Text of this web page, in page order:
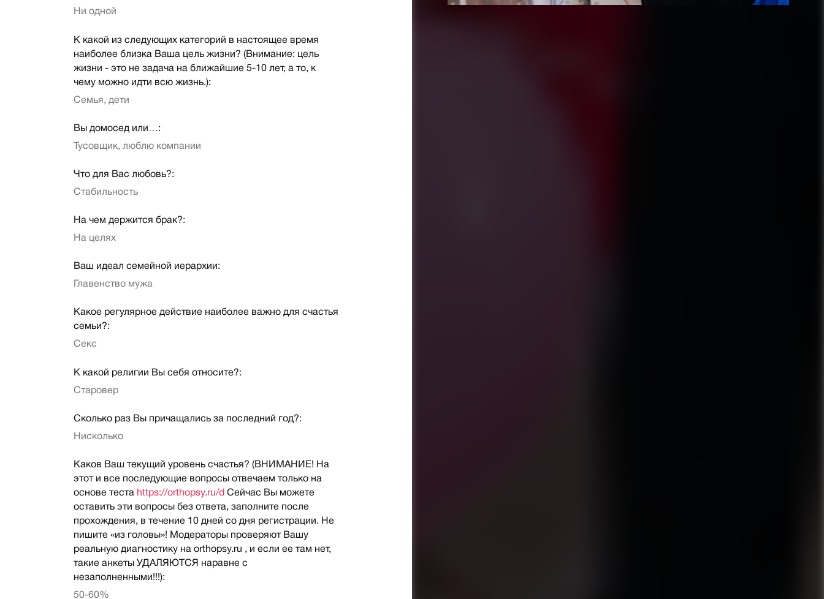
Ни одной
К какой из следующих категорий в настоящее время
наиболее близка Ваша цель жизни? (Внимание: цель
жизни - это не задача на ближайшие 5-10 лет, а то, к
чему можно идти всю жизнь.):
Семья, дети
Вы домосед или…:
Тусовщик, люблю компании
Что для Вас любовь?:
Стабильность
На чем держится брак?:
На целях
Ваш идеал семейной иерархии:
Главенство мужа
Какое регулярное действие наиболее важно для счастья
семьи?:
Секс
К какой религии Вы себя относите?:
Старовер
Сколько раз Вы причащались за последний год?:
Нисколько
Каков Ваш текущий уровень счастья? (ВНИМАНИЕ! На
этот и все последующие вопросы отвечаем только на
основе теста https://orthopsy.ru/d Сейчас Вы можете
оставить эти вопросы без ответа, заполните после
прохождения, в течение 10 дней со дня регистрации. Не
пишите «из головы»! Модераторы проверяют Вашу
реальную диагностику на orthopsy.ru , и если ее там нет,
такие анкеты УДАЛЯЮТСЯ наравне с
незаполненными!!!):
50-60%